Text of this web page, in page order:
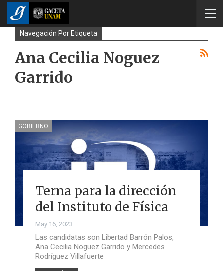
Navegación Por Etiqueta
Ana Cecilia Noguez
Garrido
GOBIERNO
Terna para la dirección
del Instituto de Física
May 16, 2023
Las candidatas son Libertad Barrón Palos,
Ana Cecilia Noguez Garrido y Mercedes
Rodríguez Villafuerte